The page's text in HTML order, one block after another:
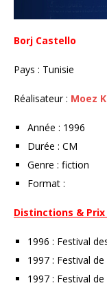
Borj Castello
Pays : Tunisie
Réalisateur : Moez
Année : 1996
Durée : CM
Genre : fiction
Format :
Distinctions & Prix
1996 : Festival
1997 : Festival
1997 : Festival